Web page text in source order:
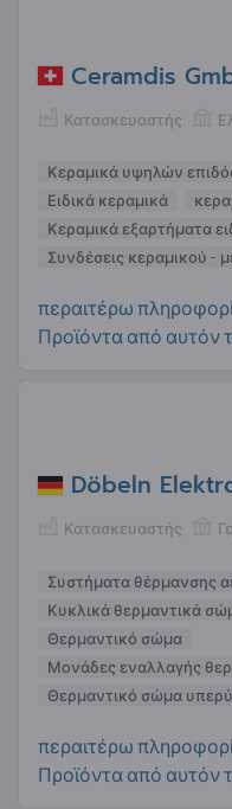
Ceramdis
Κατασκευαστής
Κεραμικά υψηλών
Ειδικά κεραμικά
Κεραμικά εξαρτήματα
Συνδέσεις κεραμικού -
περαιτέρω
Προϊόντα από αυτόν
Döbeln
Κατασκευαστής
Συστήματα θέρμανσης
Κυκλικά θερμαντικά
Θερμαντικό σώμα
Μονάδες εναλλαγής
Θερμαντικό σώμα
περαιτέρω
Προϊόντα από αυτόν